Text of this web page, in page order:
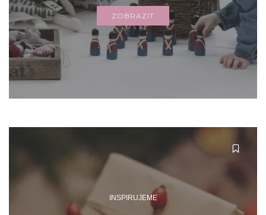
ZOBRAZIT
INSPIRUJEME